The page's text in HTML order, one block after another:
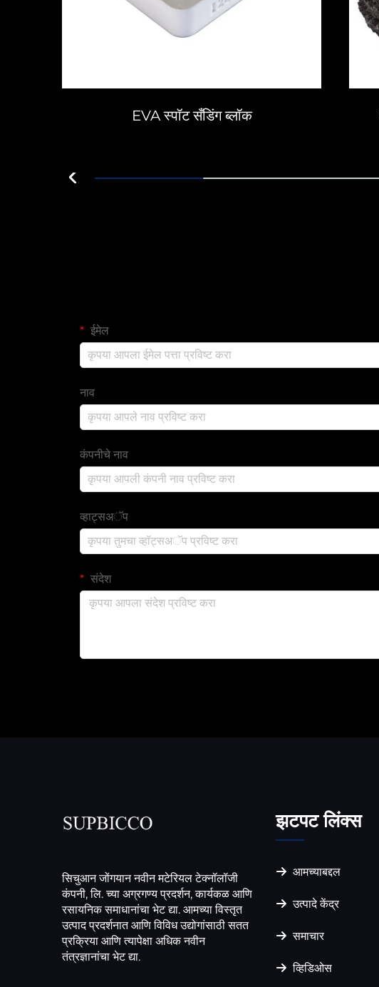
EVA स्पॉट सँडिंग ब्लॉक
ईमेल
नाव
कंपनीचे नाव
व्हाट्सअॅप
संदेश
सिचुआन जोंगयान नवीन मटेरियल टेक्नॉलॉजी
कंपनी, लि. च्या अग्रगण्य प्रदर्शन, कार्यकळ आणि
रसायनिक समाधानांचा भेट द्या. आमच्या विस्तृत
उत्पाद प्रदर्शनात आणि विविध उद्योगांसाठी सतत
प्रक्रिया आणि त्यापेक्षा अधिक नवीन
तंत्रज्ञानांचा भेट द्या.
झटपट लिंक्स
आमच्याबद्दल
उत्पादे केंद्र
समाचार
व्हिडिओस